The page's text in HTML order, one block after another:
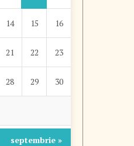
14 15 16
21 22 23
28 29 30
septembrie »